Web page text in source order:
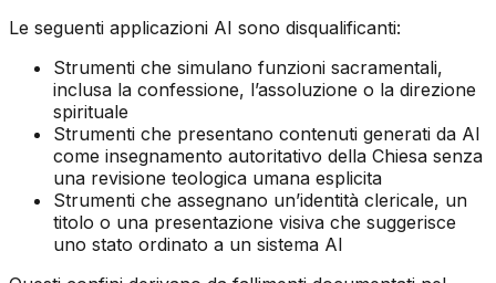
Le seguenti applicazioni AI sono disqualificanti:
Strumenti che simulano funzioni sacramentali,
inclusa la confessione, l’assoluzione o la direzione
spirituale
Strumenti che presentano contenuti generati da AI
come insegnamento autoritativo della Chiesa senza
una revisione teologica umana esplicita
Strumenti che assegnano un’identità clericale, un
titolo o una presentazione visiva che suggerisce
uno stato ordinato a un sistema AI